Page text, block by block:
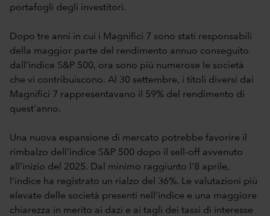
portafogli degli investitori.
Dopo tre anni in cui i Magnifici 7 sono stati responsabili
della maggior parte del rendimento annuo conseguito
dall'indice S&P 500, ora sono più numerose le società
che vi contribuiscono. Al 30 settembre, i titoli diversi dai
Magnifici 7 rappresentavano il 59% del rendimento di
quest'anno.
Una nuova espansione di mercato potrebbe favorire il
rimbalzo dell'indice S&P 500 dopo il sell-off avvenuto
all'inizio del 2025. Dal minimo raggiunto l'8 aprile,
l'indice ha registrato un rialzo del 36%. Le valutazioni più
elevate delle società presenti nell'indice e una maggiore
chiarezza in merito ai dazi e ai tagli dei tassi di interesse